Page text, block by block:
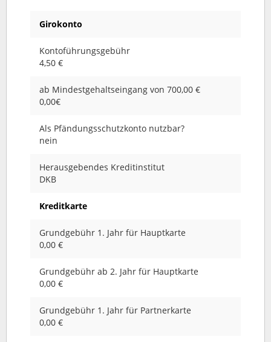
Girokonto
Kontoführungsgebühr
4,50 €
ab Mindestgehaltseingang von 700,00 €
0,00€
Als Pfändungsschutzkonto nutzbar?
nein
Herausgebendes Kreditinstitut
DKB
Kreditkarte
Grundgebühr 1. Jahr für Hauptkarte
0,00 €
Grundgebühr ab 2. Jahr für Hauptkarte
0,00 €
Grundgebühr 1. Jahr für Partnerkarte
0,00 €